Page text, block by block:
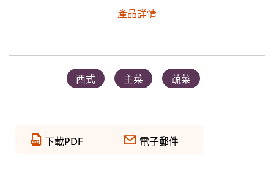
產品詳情
西式 主菜 蔬菜
下載PDF 電子郵件